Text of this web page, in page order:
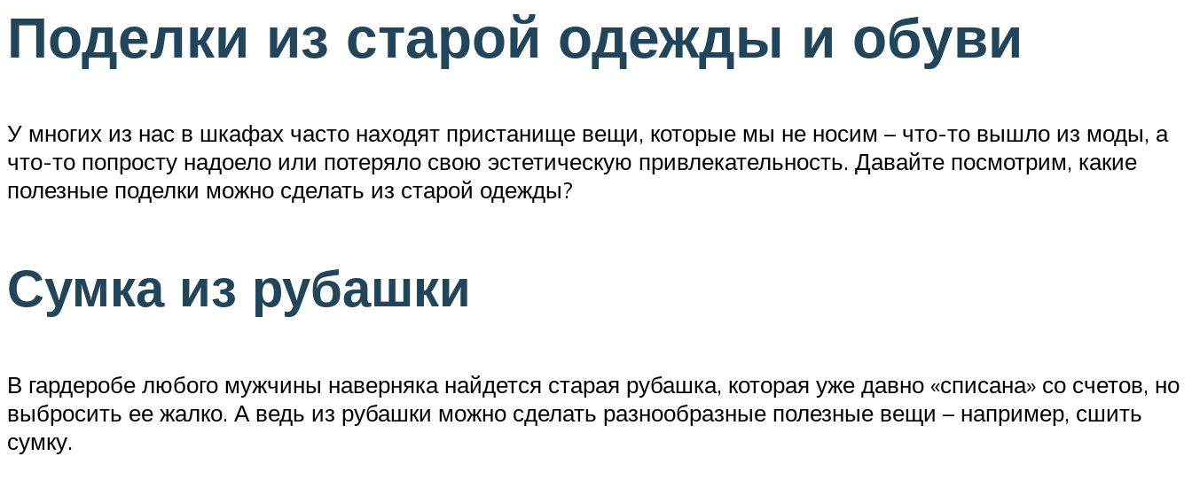
Поделки из старой одежды и обуви
У многих из нас в шкафах часто находят пристанище вещи, которые мы не носим – что-то вышло из моды, а
что-то попросту надоело или потеряло свою эстетическую привлекательность. Давайте посмотрим, какие
полезные поделки можно сделать из старой одежды?
Сумка из рубашки
В гардеробе любого мужчины наверняка найдется старая рубашка, которая уже давно «списана» со счетов, но
выбросить ее жалко. А ведь из рубашки можно сделать разнообразные полезные вещи – например, сшить
сумку.